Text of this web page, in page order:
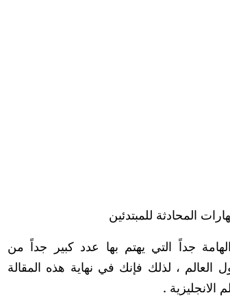
المحادثة للمبتدئين
جداً التي يهتم بها عدد كبير جداً من
العالم ، لذلك فإنك في نهاية هذه المقالة
.